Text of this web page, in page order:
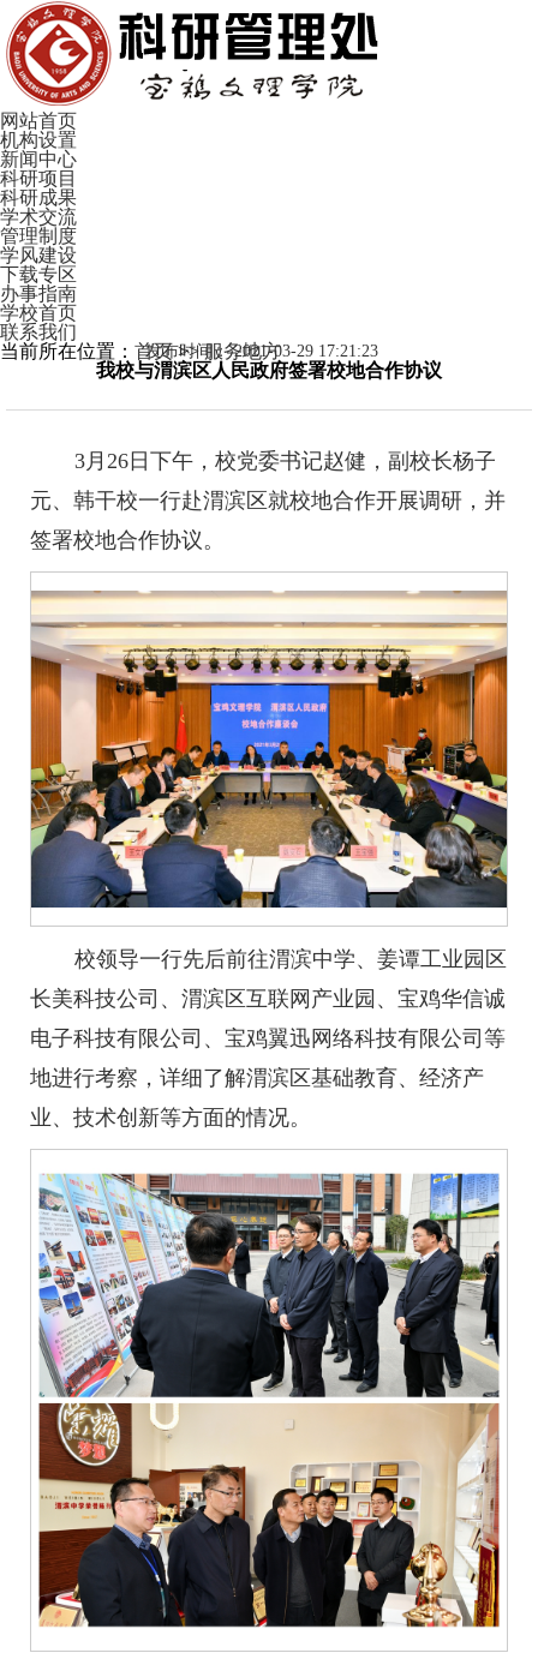
网站首页
机构设置
新闻中心
科研项目
科研成果
学术交流
管理制度
学风建设
下载专区
办事指南
学校首页
联系我们
当前所在位置： 首页>>服务地方
我校与渭滨区人民政府签署校地合作协议
发布时间：2021-03-29 17:21:23
3月26日下午，校党委书记赵健，副校长杨子
元、韩干校一行赴渭滨区就校地合作开展调研，并
签署校地合作协议。
校领导一行先后前往渭滨中学、姜谭工业园区
长美科技公司、渭滨区互联网产业园、宝鸡华信诚
电子科技有限公司、宝鸡翼迅网络科技有限公司等
地进行考察，详细了解渭滨区基础教育、经济产
业、技术创新等方面的情况。